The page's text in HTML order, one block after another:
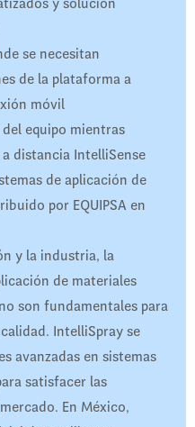
y solución
se necesitan
de la plataforma a
móvil
equipo mientras
distancia IntelliSense
de aplicación de
por EQUIPSA en
y la industria, la
de materiales
son fundamentales para
IntelliSpray se
avanzadas en sistemas
satisfacer las
En México,